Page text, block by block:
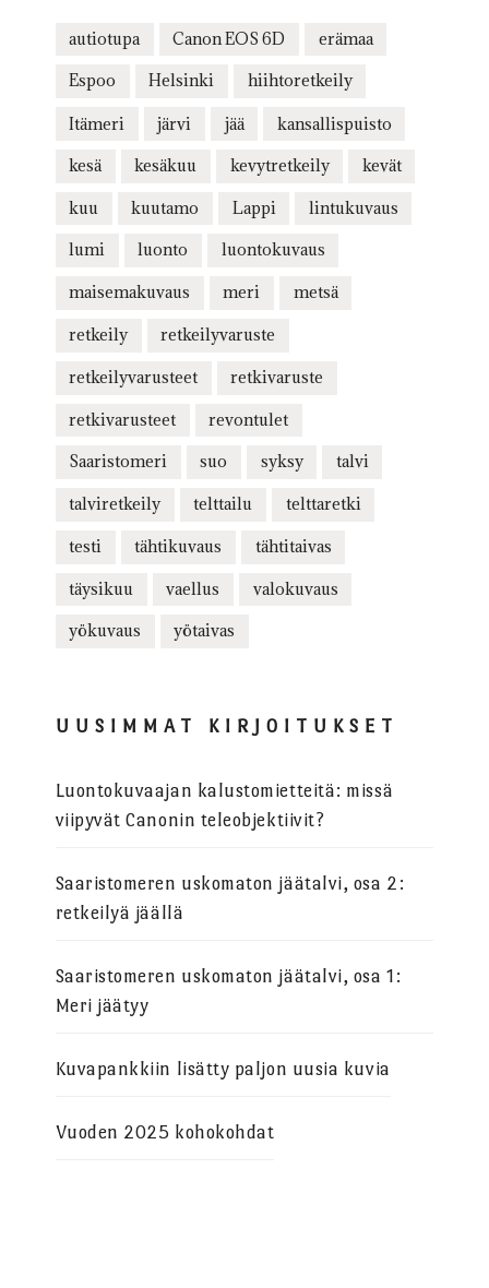
autiotupa Canon EOS 6D erämaa
Espoo Helsinki hiihtoretkeily
Itämeri järvi jää kansallispuisto
kesä kesäkuu kevytretkeily kevät
kuu kuutamo Lappi lintukuvaus
lumi luonto luontokuvaus
maisemakuvaus meri metsä
retkeily retkeilyvaruste
retkeilyvarusteet retkivaruste
retkivarusteet revontulet
Saaristomeri suo syksy talvi
talviretkeily telttailu telttaretki
testi tähtikuvaus tähtitaivas
täysikuu vaellus valokuvaus
yökuvaus yötaivas
UUSIMMAT KIRJOITUKSET
Luontokuvaajan kalustomietteitä: missä
viipyvät Canonin teleobjektiivit?
Saaristomeren uskomaton jäätalvi, osa 2:
retkeilyä jäällä
Saaristomeren uskomaton jäätalvi, osa 1:
Meri jäätyy
Kuvapankkiin lisätty paljon uusia kuvia
Vuoden 2025 kohokohdat